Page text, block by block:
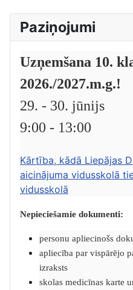
Paziņojumi
Uzņemšana 10.
2026./2027.m.g.!
29. - 30. jūnijs
9:00 - 13:00
Kārtība, kādā Liepājas
aicinājuma vidusskolā
vidusskolā
Nepieciešamie dokumenti:
personu apliecinošs
apliecība par vispārējo
izraksts
skolas medicīnas karte